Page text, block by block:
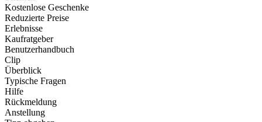
Kostenlose Geschenke
Reduzierte Preise
Erlebnisse
Kaufratgeber
Benutzerhandbuch
Clip
Überblick
Typische Fragen
Hilfe
Rückmeldung
Anstellung